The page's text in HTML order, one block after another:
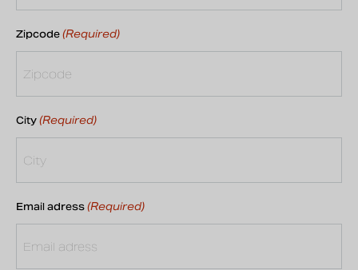
Zipcode (Required)
City (Required)
Email adress (Required)